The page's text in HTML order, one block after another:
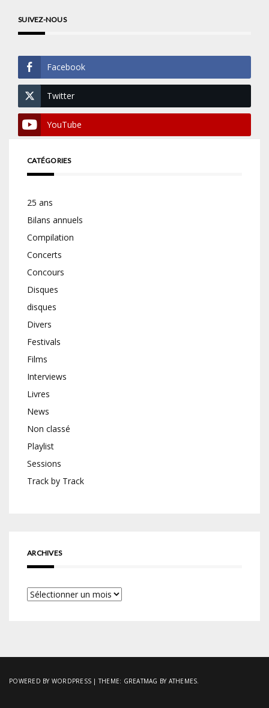
SUIVEZ-NOUS
Facebook
Twitter
YouTube
CATÉGORIES
25 ans
Bilans annuels
Compilation
Concerts
Concours
Disques
disques
Divers
Festivals
Films
Interviews
Livres
News
Non classé
Playlist
Sessions
Track by Track
ARCHIVES
Archives
POWERED BY WORDPRESS |THEME: GREATMAG BY ATHEMES.